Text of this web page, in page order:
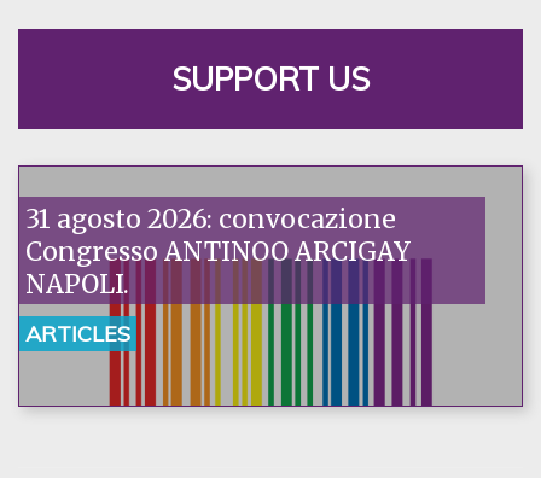
SUPPORT US
31 agosto 2026: convocazione
Congresso ANTINOO ARCIGAY
NAPOLI.
ARTICLES